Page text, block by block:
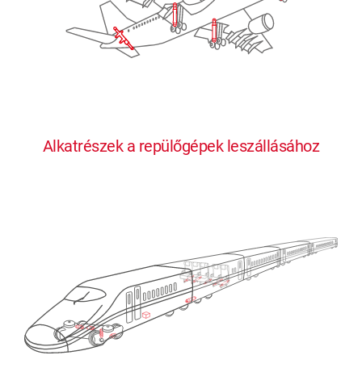
Alkatrészek a repülőgépek leszállásához